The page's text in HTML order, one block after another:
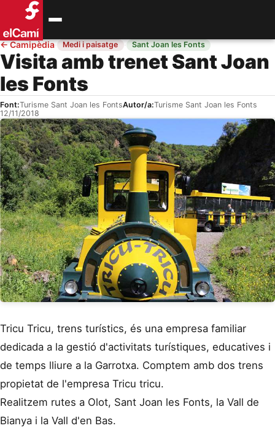
←Camipèdia· Medi i paisatge · Sant Joan les Fonts
Visita amb trenet Sant Joan
les Fonts
Font:Turisme Sant Joan les FontsAutor/a:Turisme Sant Joan les Fonts
12/11/2018
Tricu Tricu, trens turístics, és una empresa familiar
dedicada a la gestió d'activitats turístiques, educatives i
de temps lliure a la Garrotxa. Comptem amb dos trens
propietat de l'empresa Tricu tricu.
Realitzem rutes a Olot, Sant Joan les Fonts, la Vall de
Bianya i la Vall d'en Bas.